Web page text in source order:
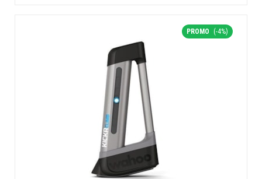
PROMO (-4%)